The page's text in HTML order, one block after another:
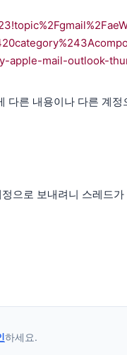
apple-mail-outlook-
른 내용이나 다른 계
으로 보내려니 스레드
하세요.